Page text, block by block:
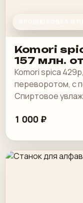
Komori
157 млн.
Komori spica
переворотом, с
Спиртовое
1 000 ₽